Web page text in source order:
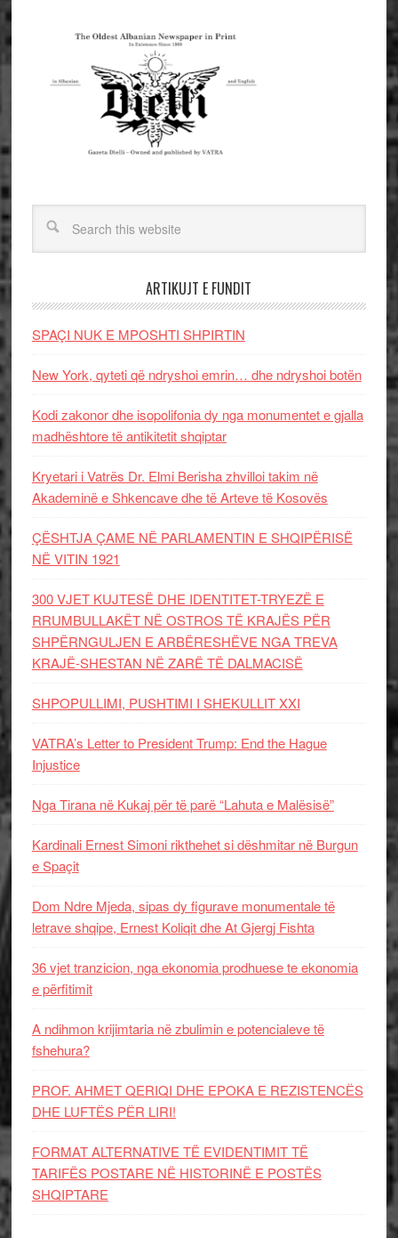
ARTIKUJT E FUNDIT
SPAÇI NUK E MPOSHTI SHPIRTIN
New York, qyteti që ndryshoi emrin… dhe ndryshoi botën
Kodi zakonor dhe isopolifonia dy nga monumentet e gjalla
madhështore të antikitetit shqiptar
Kryetari i Vatrës Dr. Elmi Berisha zhvilloi takim në
Akademinë e Shkencave dhe të Arteve të Kosovës
ÇËSHTJA ÇAME NË PARLAMENTIN E SHQIPËRISË
NË VITIN 1921
300 VJET KUJTESË DHE IDENTITET-TRYEZË E
RRUMBULLAKËT NË OSTROS TË KRAJËS PËR
SHPËRNGULJEN E ARBËRESHËVE NGA TREVA
KRAJË-SHESTAN NË ZARË TË DALMACISË
SHPOPULLIMI, PUSHTIMI I SHEKULLIT XXI
VATRA’s Letter to President Trump: End the Hague
Injustice
Nga Tirana në Kukaj për të parë “Lahuta e Malësisë”
Kardinali Ernest Simoni rikthehet si dëshmitar në Burgun
e Spaçit
Dom Ndre Mjeda, sipas dy figurave monumentale të
letrave shqipe, Ernest Koliqit dhe At Gjergj Fishta
36 vjet tranzicion, nga ekonomia prodhuese te ekonomia
e përfitimit
A ndihmon krijimtaria në zbulimin e potencialeve të
fshehura?
PROF. AHMET QERIQI DHE EPOKA E REZISTENCЁS
DHE LUFTЁS PЁR LIRI!
FORMAT ALTERNATIVE TË EVIDENTIMIT TË
TARIFËS POSTARE NË HISTORINË E POSTËS
SHQIPTARE